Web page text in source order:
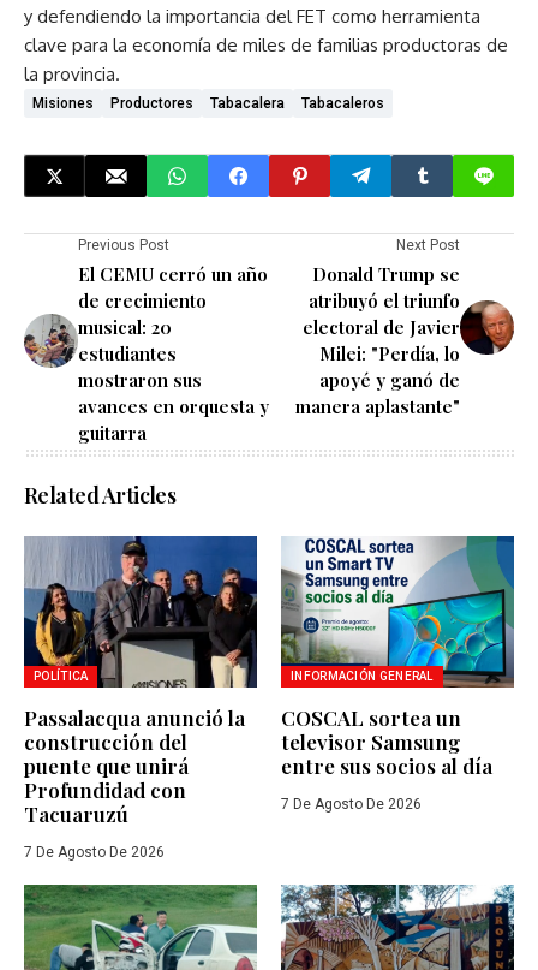
y defendiendo la importancia del FET como herramienta
clave para la economía de miles de familias productoras de
la provincia.
Misiones Productores Tabacalera Tabacaleros
Previous Post
El CEMU cerró un año
de crecimiento
musical: 20
estudiantes
mostraron sus
avances en orquesta y
guitarra
Next Post
Donald Trump se
atribuyó el triunfo
electoral de Javier
Milei: "Perdía, lo
apoyé y ganó de
manera aplastante"
Related Articles
POLÍTICA
Passalacqua anunció la
construcción del
puente que unirá
Profundidad con
Tacuaruzú
7 De Agosto De 2026
INFORMACIÓN GENERAL
COSCAL sortea un
televisor Samsung
entre sus socios al día
7 De Agosto De 2026